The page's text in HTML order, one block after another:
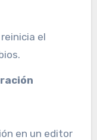
el
en un editor